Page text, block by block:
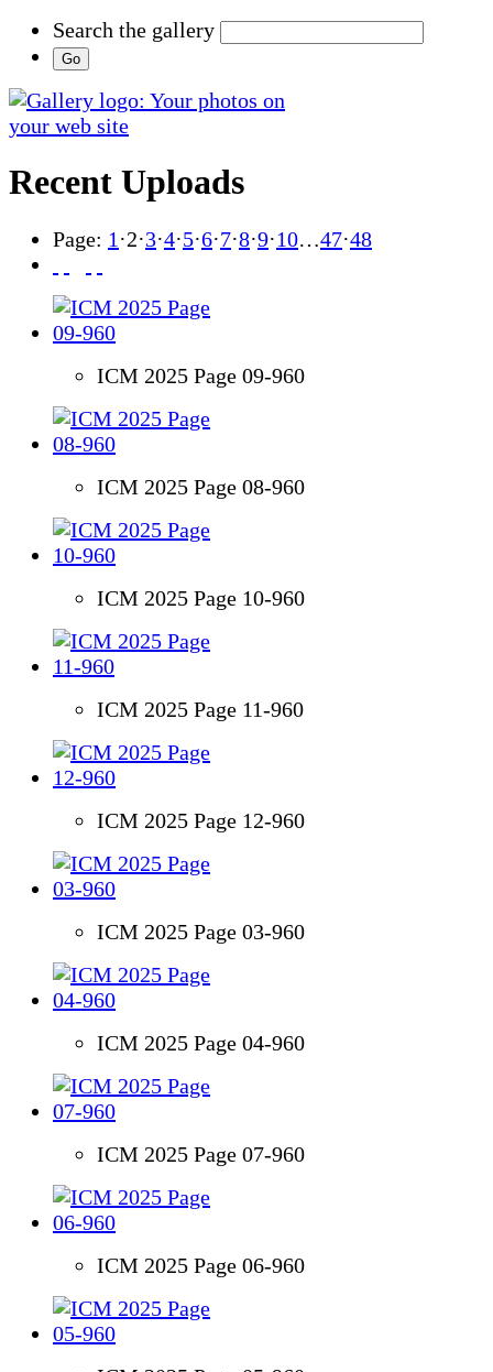
Search the gallery
Recent Uploads
Page: 1 ·2·3·4·5·6·7·8·9·10…47·48
ICM 2025 Page 09-960
ICM 2025 Page 08-960
ICM 2025 Page 10-960
ICM 2025 Page 11-960
ICM 2025 Page 12-960
ICM 2025 Page 03-960
ICM 2025 Page 04-960
ICM 2025 Page 07-960
ICM 2025 Page 06-960